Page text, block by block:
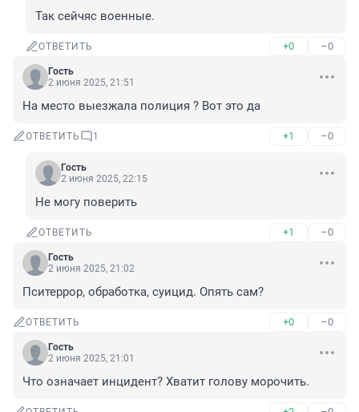
Так сейчяс военные.
ОТВЕТИТЬ +0 –0
Гость
2 июня 2025, 21:51
На место выезжала полиция ? Вот это да
ОТВЕТИТЬ 1 +1 –0
Гость
2 июня 2025, 22:15
Не могу поверить
ОТВЕТИТЬ +1 –0
Гость
2 июня 2025, 21:02
Пситеррор, обработка, суицид. Опять сам?
ОТВЕТИТЬ +0 –0
Гость
2 июня 2025, 21:01
Что означает инцидент? Хватит голову морочить.